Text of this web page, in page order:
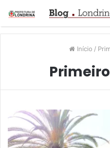
Início /